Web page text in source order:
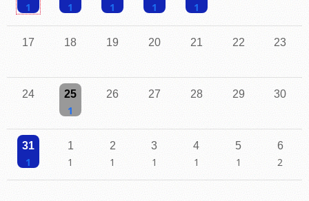
17 18 19 20 21 22 23
24 25 26 27 28 29 30
31 1 2 3 4 5 6